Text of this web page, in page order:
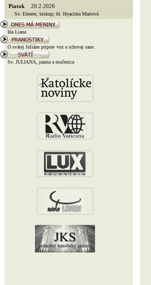
Piatok 20.2.2026
Sv. Eleuter, biskup; bl. Hyacinta Martová
Ida Liana
O svätej Juliáne priprav voz a schovaj sane.
Sv. JULIANA, panna a mučenica